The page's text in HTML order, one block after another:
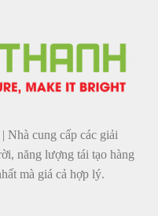
cung cấp các giải
năng lượng tái tạo hàng
mà giá cả hợp lý.